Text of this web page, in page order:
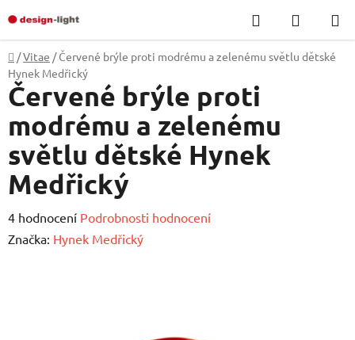
na
obsah
Hledat
KOŠÍK
Domů
/Vitae / Červené brýle proti modrému a zelenému světlu dětské
Hynek Medřický
Červené brýle proti
modrému a zelenému
světlu dětské Hynek
Medřický
Průměrné
hodnocení
4 hodnocení Podrobnosti hodnocení
Značka: Hynek Medřický